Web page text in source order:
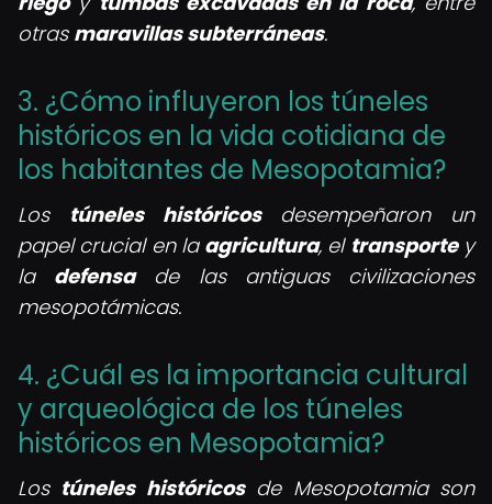
otras maravillas subterráneas.
3. ¿Cómo influyeron los túneles
históricos en la vida cotidiana de
los habitantes de Mesopotamia?
Los túneles históricosdesempeñaron un
papel crucial en la agricultura, el transportey
la defensade las antiguas civilizaciones
mesopotámicas.
4. ¿Cuál es la importancia cultural
y arqueológica de los túneles
históricos en Mesopotamia?
Los túneles históricosde Mesopotamia son